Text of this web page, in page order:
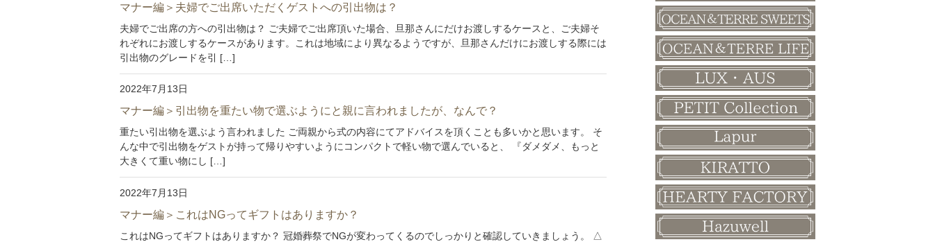
マナー編＞夫婦でご出席いただくゲストへの引出物は？
夫婦でご出席の方への引出物は？ ご夫婦でご出席頂いた場合、旦那さんにだけお渡しするケースと、ご夫婦そ
れぞれにお渡しするケースがあります。これは地域により異なるようですが、旦那さんだけにお渡しする際には
引出物のグレードを引 […]
2022年7月13日
マナー編＞引出物を重たい物で選ぶようにと親に言われましたが、なんで？
重たい引出物を選ぶよう言われました ご両親から式の内容にてアドバイスを頂くことも多いかと思います。 そ
んな中で引出物をゲストが持って帰りやすいようにコンパクトで軽い物で選んでいると、 『ダメダメ、もっと
大きくて重い物にし […]
2022年7月13日
マナー編＞これはNGってギフトはありますか？
これはNGってギフトはありますか？ 冠婚葬祭でNGが変わってくるのでしっかりと確認していきましょう。 △
ホワイトデー
母の日
父の日
敬老の日